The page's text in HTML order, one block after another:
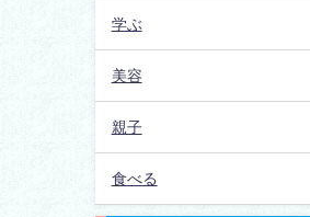
学ぶ
美容
親子
食べる